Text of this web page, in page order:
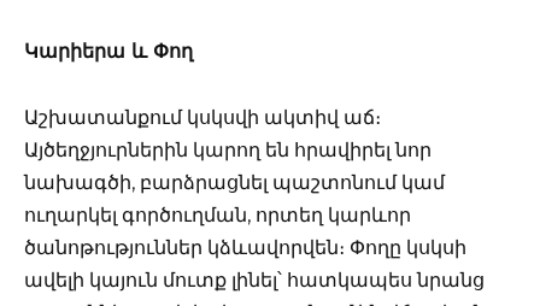
Կարիերա և Փող
Աշխատանքում կսկսվի ակտիվ աճ։
Այծեղջյուրներին կարող են հրավիրել նոր
նախագծի, բարձրացնել պաշտոնում կամ
ուղարկել գործուղման, որտեղ կարևոր
ծանոթություններ կձևավորվեն։ Փողը կսկսի
ավելի կայուն մուտք լինել՝ հատկապես նրանց